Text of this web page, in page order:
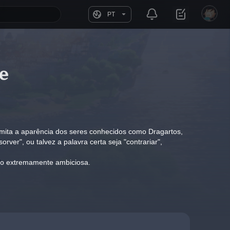
PT
a aparência dos seres conhecidos como Dragartos,
ou talvez a palavra certa seja "contrariar",
extremamente ambiciosa.